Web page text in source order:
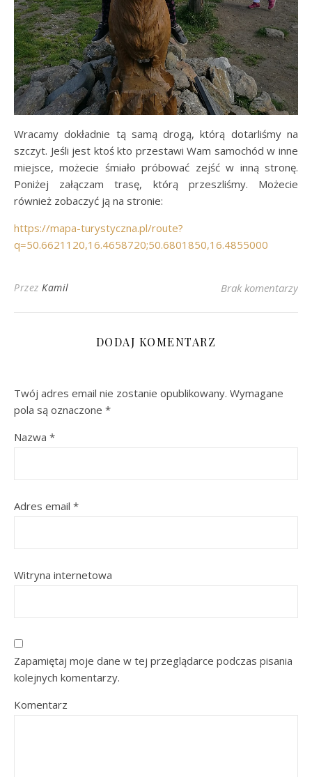
Wracamy dokładnie tą samą drogą, którą dotarliśmy na
szczyt. Jeśli jest ktoś kto przestawi Wam samochód w inne
miejsce, możecie śmiało próbować zejść w inną stronę.
Poniżej załączam trasę, którą przeszliśmy. Możecie
również zobaczyć ją na stronie:
https://mapa-turystyczna.pl/route?
q=50.6621120,16.4658720;50.6801850,16.4855000
Przez Kamil Brak komentarzy
DODAJ KOMENTARZ
Twój adres email nie zostanie opublikowany. Wymagane
pola są oznaczone *
Nazwa *
Adres email *
Witryna internetowa
Zapamiętaj moje dane w tej przeglądarce podczas pisania
kolejnych komentarzy.
Komentarz